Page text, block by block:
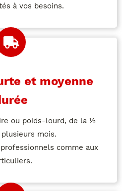
à vos besoins.
et moyenne
ou poids-lourd, de la ½
mois.
comme aux